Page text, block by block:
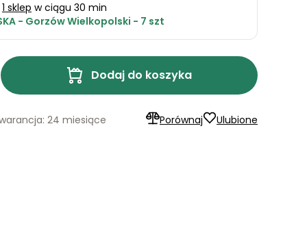
1 sklep w ciągu 30 min
- Gorzów Wielkopolski - 7 szt
Dodaj do koszyka
Porównaj Ulubione
24 miesiące